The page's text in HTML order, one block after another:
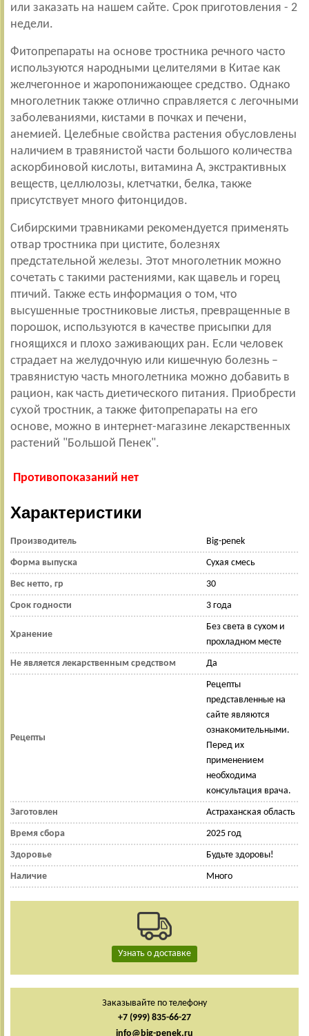
или заказать на нашем сайте. Срок приготовления - 2
недели.
Фитопрепараты на основе тростника речного часто
используются народными целителями в Китае как
желчегонное и жаропонижающее средство. Однако
многолетник также отлично справляется с легочными
заболеваниями, кистами в почках и печени,
анемией. Целебные свойства растения обусловлены
наличием в травянистой части большого количества
аскорбиновой кислоты, витамина А, экстрактивных
веществ, целлюлозы, клетчатки, белка, также
присутствует много фитонцидов.
Сибирскими травниками рекомендуется применять
отвар тростника при цистите, болезнях
предстательной железы. Этот многолетник можно
сочетать с такими растениями, как щавель и горец
птичий. Также есть информация о том, что
высушенные тростниковые листья, превращенные в
порошок, используются в качестве присыпки для
гноящихся и плохо заживающих ран. Если человек
страдает на желудочную или кишечную болезнь –
травянистую часть многолетника можно добавить в
рацион, как часть диетического питания. Приобрести
сухой тростник, а также фитопрепараты на его
основе, можно в интернет-магазине лекарственных
растений "Большой Пенек".
Противопоказаний нет
Характеристики
Производитель Big-penek
Форма выпуска Сухая смесь
Вес нетто, гр 30
Срок годности 3 года
Хранение
Без света в сухом и
прохладном месте
Не является лекарственным средством Да
Рецепты
Рецепты
представленные на
сайте являются
ознакомительными.
Перед их
применением
необходима
консультация врача.
Заготовлен Астраханская область
Время сбора 2025 год
Здоровье Будьте здоровы!
Наличие Много
Узнать о доставке
Заказывайте по телефону
+7 (999) 835-66-27
info@big-penek.ru